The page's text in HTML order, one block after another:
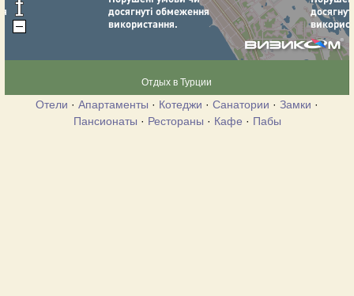
Отдых в Турции
Отели · Апартаменты · Котеджи · Санатории · Замки ·
Пансионаты · Рестораны · Кафе · Пабы